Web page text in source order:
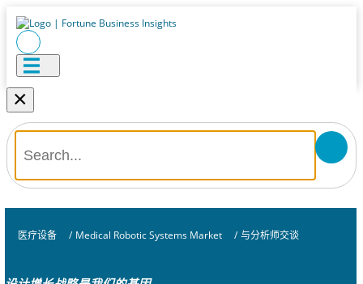
×
医疗设备 / Medical Robotic Systems Market / 与分析师交谈